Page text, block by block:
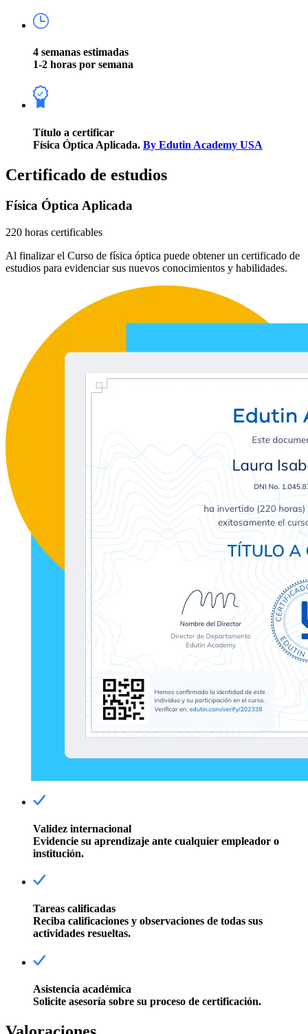
4 semanas estimadas
1-2 horas por semana
Título a certificar
Física Óptica Aplicada. By Edutin Academy USA
Certificado de estudios
Física Óptica Aplicada
220 horas certificables
Al finalizar el Curso de física óptica puede obtener un certificado de
estudios para evidenciar sus nuevos conocimientos y habilidades.
Validez internacional
Evidencie su aprendizaje ante cualquier empleador o
institución.
Tareas calificadas
Reciba calificaciones y observaciones de todas sus
actividades resueltas.
Asistencia académica
Solicite asesoría sobre su proceso de certificación.